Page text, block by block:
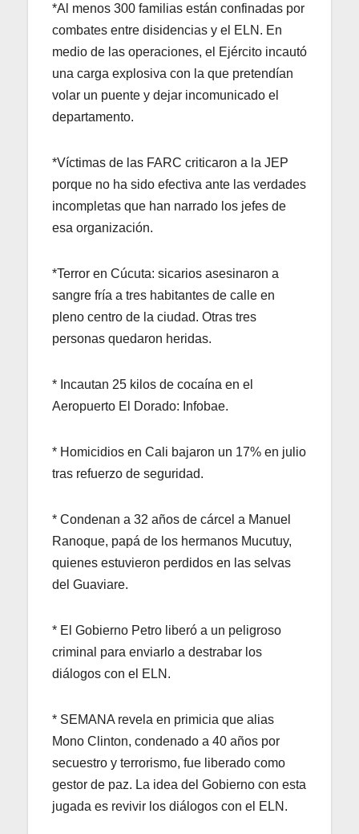
*Al menos 300 familias están confinadas por
combates entre disidencias y el ELN. En
medio de las operaciones, el Ejército incautó
una carga explosiva con la que pretendían
volar un puente y dejar incomunicado el
departamento.
*Víctimas de las FARC criticaron a la JEP
porque no ha sido efectiva ante las verdades
incompletas que han narrado los jefes de
esa organización.
*Terror en Cúcuta: sicarios asesinaron a
sangre fría a tres habitantes de calle en
pleno centro de la ciudad. Otras tres
personas quedaron heridas.
* Incautan 25 kilos de cocaína en el
Aeropuerto El Dorado: Infobae.
* Homicidios en Cali bajaron un 17% en julio
tras refuerzo de seguridad.
* Condenan a 32 años de cárcel a Manuel
Ranoque, papá de los hermanos Mucutuy,
quienes estuvieron perdidos en las selvas
del Guaviare.
* El Gobierno Petro liberó a un peligroso
criminal para enviarlo a destrabar los
diálogos con el ELN.
* SEMANA revela en primicia que alias
Mono Clinton, condenado a 40 años por
secuestro y terrorismo, fue liberado como
gestor de paz. La idea del Gobierno con esta
jugada es revivir los diálogos con el ELN.